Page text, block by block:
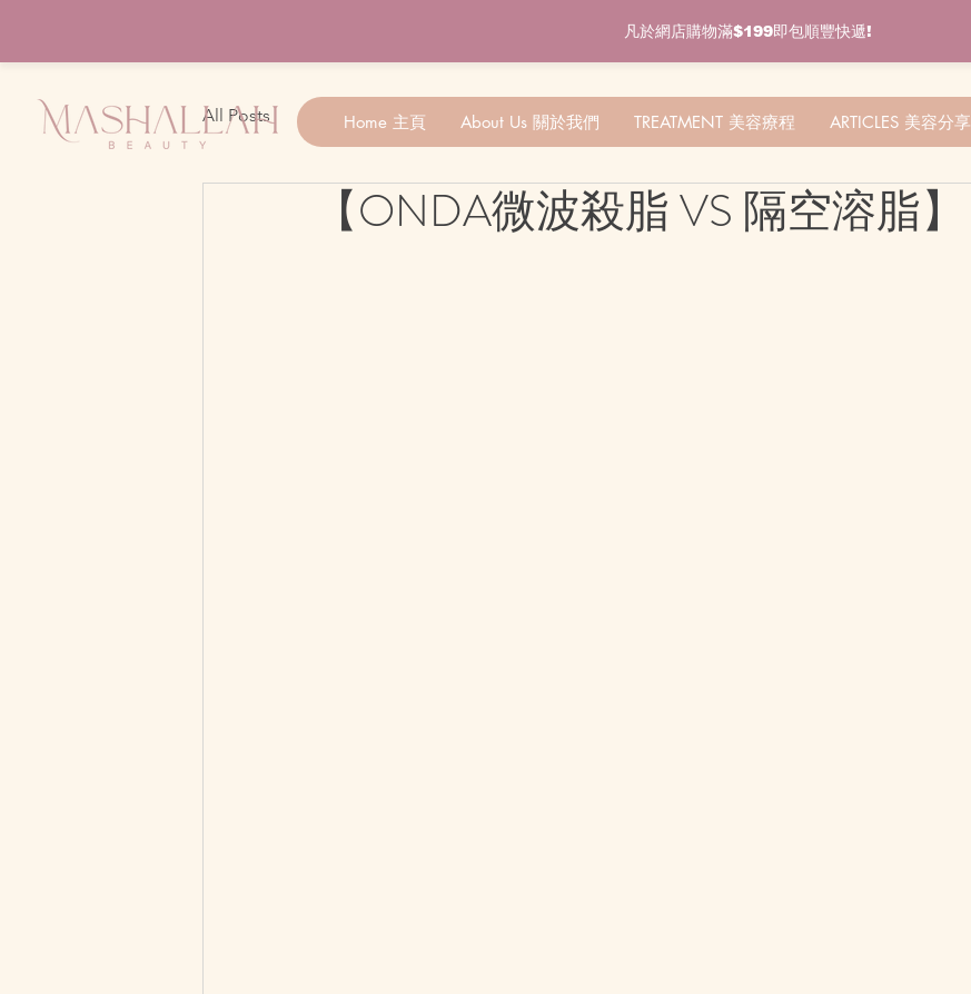
凡於網店購物滿$199即包順豐快遞!
Home 主頁 About Us 關於我們 TREATMENT 美容療程 ARTICLES 美容分享
All Posts
【ONDA微波殺脂 VS 隔空溶脂】